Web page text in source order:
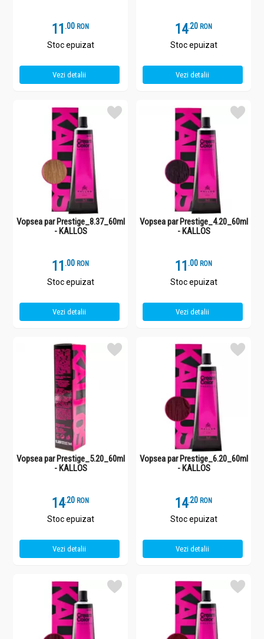
11 .0 RON
Stoc epuizat
Vezi detalii
14.2 RON
Stoc epuizat
Vezi detalii
Vopsea par Prestige_8.37_60ml
- KALLOS
11 .0 RON
Stoc epuizat
Vezi detalii
Vopsea par Prestige_4.20_60ml
- KALLOS
11 .0 RON
Stoc epuizat
Vezi detalii
Vopsea par Prestige_5.20_60ml
- KALLOS
14.2 RON
Stoc epuizat
Vezi detalii
Vopsea par Prestige_6.20_60ml
- KALLOS
14.2 RON
Stoc epuizat
Vezi detalii